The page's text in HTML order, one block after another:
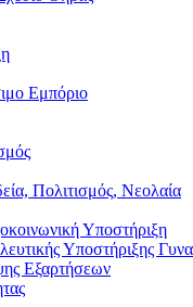
Εμπόριο
Πολιτισμός, Νεολαία
Υποστήριξη
Υποστήριξης
Εξαρτήσεων